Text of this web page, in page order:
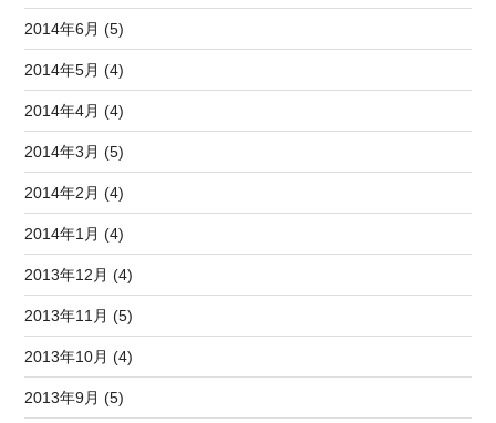
2014年6月 (5)
2014年5月 (4)
2014年4月 (4)
2014年3月 (5)
2014年2月 (4)
2014年1月 (4)
2013年12月 (4)
2013年11月 (5)
2013年10月 (4)
2013年9月 (5)